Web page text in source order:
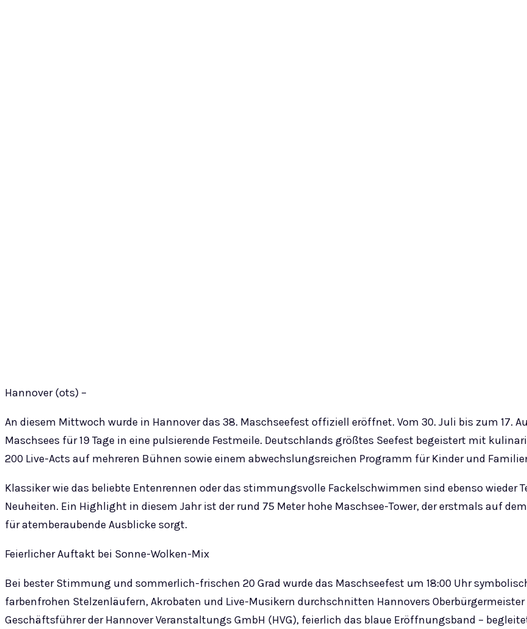
Hannover (ots) –
An diesem Mittwoch wurde in Hannover das 38. Maschseefest offiziell eröffnet. Vom 30. Juli bis zum 17.
Maschsees für 19 Tage in eine pulsierende Festmeile. Deutschlands größtes Seefest begeistert mit
200 Live-Acts auf mehreren Bühnen sowie einem abwechslungsreichen Programm für Kinder und
Klassiker wie das beliebte Entenrennen oder das stimmungsvolle Fackelschwimmen sind ebenso wieder
Neuheiten. Ein Highlight in diesem Jahr ist der rund 75 Meter hohe Maschsee-Tower, der erstmals auf
für atemberaubende Ausblicke sorgt.
Feierlicher Auftakt bei Sonne-Wolken-Mix
Bei bester Stimmung und sommerlich-frischen 20 Grad wurde das Maschseefest um 18:00 Uhr
farbenfrohen Stelzenläufern, Akrobaten und Live-Musikern durchschnitten Hannovers Oberbürgermeister
Geschäftsführer der Hannover Veranstaltungs GmbH (HVG), feierlich das blaue Eröffnungsband –